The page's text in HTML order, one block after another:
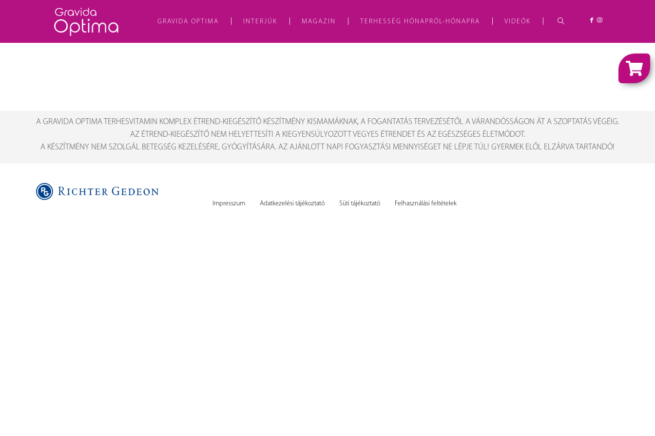
GRAVIDA OPTIMA INTERJÚK MAGAZIN TERHESSÉG HÓNAPRÓL-HÓNAPRA VIDEÓK
A GRAVIDA OPTIMA TERHESVITAMIN KOMPLEX ÉTREND-KIEGÉSZÍTŐ KÉSZÍTMÉNY KISMAMÁKNAK, A FOGANTATÁS TERVEZÉSÉTŐL A VÁRANDÓSSÁGON ÁT A SZOPTATÁS VÉGÉIG.
AZ ÉTREND-KIEGÉSZÍTŐ NEM HELYETTESÍTI A KIEGYENSÚLYOZOTT VEGYES ÉTRENDET ÉS AZ EGÉSZSÉGES ÉLETMÓDOT.
A KÉSZÍTMÉNY NEM SZOLGÁL BETEGSÉG KEZELÉSÉRE, GYÓGYÍTÁSÁRA. AZ AJÁNLOTT NAPI FOGYASZTÁSI MENNYISÉGET NE LÉPJE TÚL! GYERMEK ELŐL ELZÁRVA TARTANDÓ!
Impresszum Adatkezelési tájékoztató Süti tájékoztató
Felhasználási feltételek